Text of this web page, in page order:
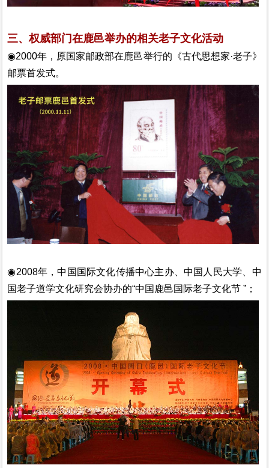
三、权威部门在鹿邑举办的相关老子文化活动
◉2000年，原国家邮政部在鹿邑举行的《古代思想家·老子》
邮票首发式。
◉2008年，中国国际文化传播中心主办、中国人民大学、中
国老子道学文化研究会协办的“中国鹿邑国际老子文化节 ”；